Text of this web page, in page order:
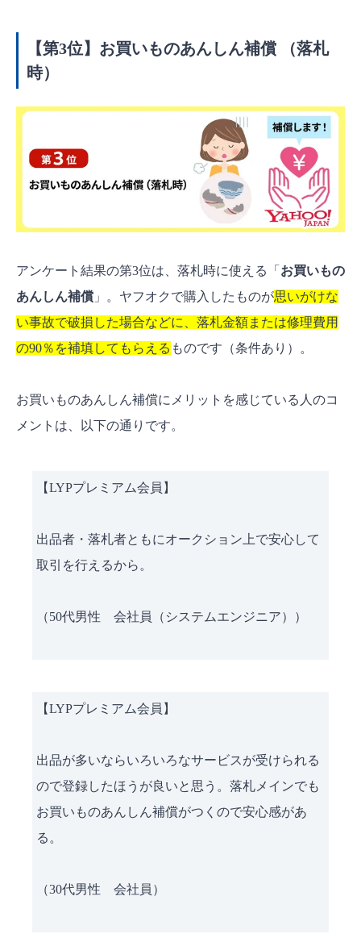
【第3位】お買いものあんしん補償 （落札
時）
アンケート結果の第3位は、落札時に使える「 お買いもの
あんしん補償 」。ヤフオクで購入したものが思いがけな
い事故で破損した場合などに、落札金額または修理費用
の90％を補填してもらえる ものです（条件あり）。
お買いものあんしん補償にメリットを感じている人のコ
メントは、以下の通りです。
【LYPプレミアム会員】
出品者・落札者ともにオークション上で安心して
取引を行えるから。
（50代男性 会社員（システムエンジニア））
【LYPプレミアム会員】
出品が多いならいろいろなサービスが受けられる
ので登録したほうが良いと思う。落札メインでも
お買いものあんしん補償がつくので安心感があ
る。
（30代男性 会社員）